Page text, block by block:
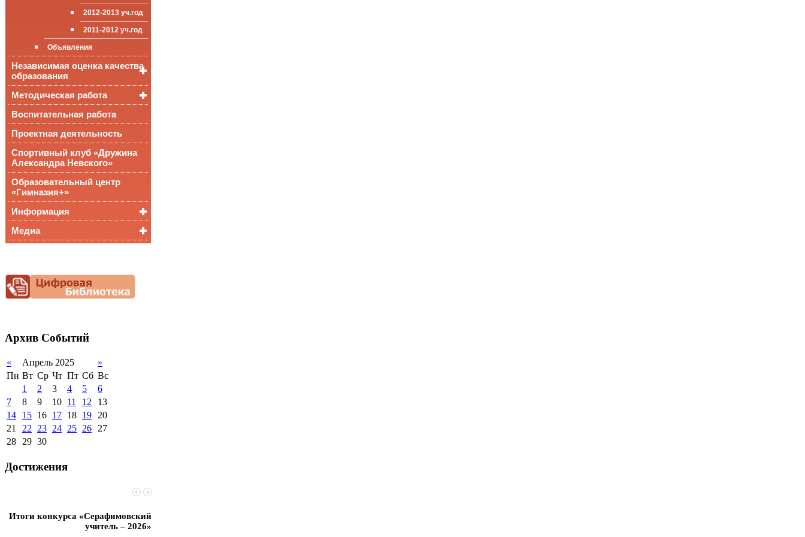
обучающихся
Стипендии и виды
поддержки обучающихся
Международное
сотрудничество
Организация питания в
образовательной
организации
2012-2013 уч.год
2011-2012 уч.год
Объявления
Независимая оценка качества
образования
Независимая оценка
качества подготовки
обучающихся
Всероссийские
проверочные
работы
Всероссийская
олимпиада
мониторинг системы
образования
Методическая работа
Уроки, мероприятия
Публикации
Материалы
педагогического форума
Воспитательная работа
Проектная деятельность
Спортивный клуб «Дружина
Александра Невского»
Образовательный центр
«Гимназия+»
Информация
Снижение
документационной
нагрузки
Медиа
Архив Событий
« Апрель 2025
»
Пн Вт Ср Чт Пт Сб Вс
1
2 3 4 5
6
7
8 9 10 11 12
13
14
15 16 17 18 19 20
21
22 23 24 25 26 27
28 29 30
Достижения
Итоги конкурса «Серафимовский
учитель – 2026»